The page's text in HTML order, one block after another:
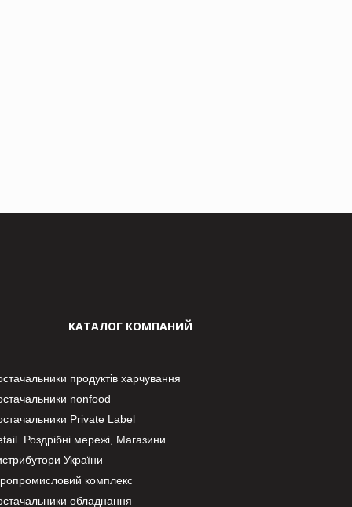
КАТАЛОГ КОМПАНИЙ
продуктів харчування
nonfood
Private Label
Роздрібні мережі, Магазини
України
комплекс
обладнання